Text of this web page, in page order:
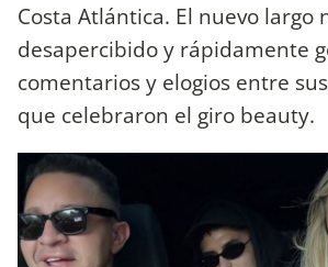
Costa Atlántica. El nuevo largo
desapercibido y rápidamente
comentarios y elogios entre
que celebraron el giro beauty.